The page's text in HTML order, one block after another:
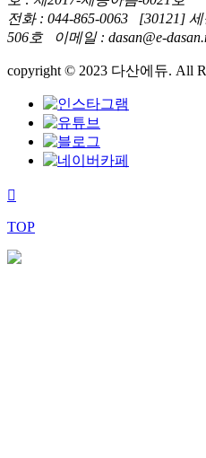
전화 : 044-865-0063 [30121]
506호 이메일 : dasan@e-
copyright © 2023 다산에듀. All
TOP